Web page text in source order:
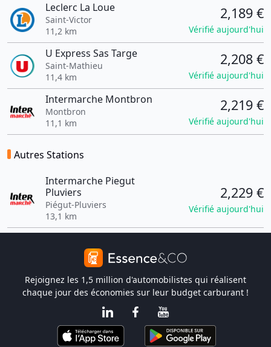
Leclerc La Loue
Saint-Victor
11,2 km
2,189 €
Vérifié aujourd'hui
U Express Sas Targe
Saint-Mathieu
11,4 km
2,208 €
Vérifié aujourd'hui
Intermarche Montbron
Montbron
11,1 km
2,219 €
Vérifié aujourd'hui
Autres Stations
Intermarche Piegut
Pluviers
Piégut-Pluviers
13,1 km
2,229 €
Vérifié aujourd'hui
Rejoignez les 1,5 million d'automobilistes qui réalisent
chaque jour des économies sur leur budget carburant !